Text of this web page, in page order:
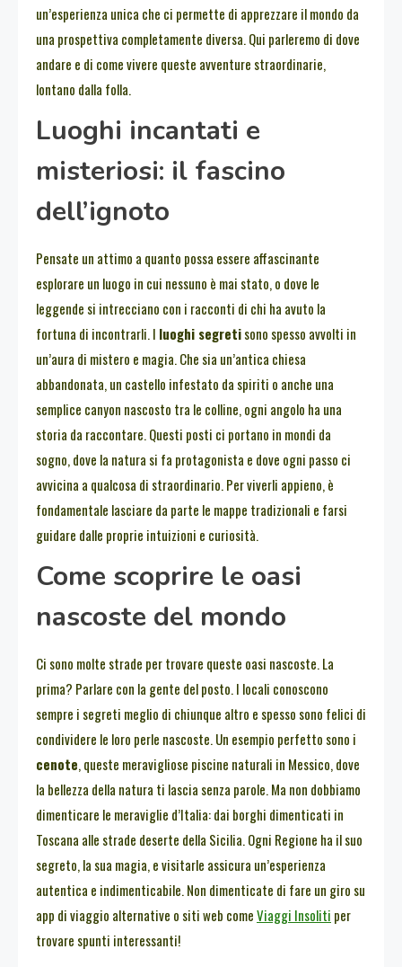
un’esperienza unica che ci permette di apprezzare il mondo da
una prospettiva completamente diversa. Qui parleremo di dove
andare e di come vivere queste avventure straordinarie,
lontano dalla folla.
Luoghi incantati e
misteriosi: il fascino
dell’ignoto
Pensate un attimo a quanto possa essere affascinante
esplorare un luogo in cui nessuno è mai stato, o dove le
leggende si intrecciano con i racconti di chi ha avuto la
fortuna di incontrarli. I luoghi segretisono spesso avvolti in
un’aura di mistero e magia. Che sia un’antica chiesa
abbandonata, un castello infestato da spiriti o anche una
semplice canyon nascosto tra le colline, ogni angolo ha una
storia da raccontare. Questi posti ci portano in mondi da
sogno, dove la natura si fa protagonista e dove ogni passo ci
avvicina a qualcosa di straordinario. Per viverli appieno, è
fondamentale lasciare da parte le mappe tradizionali e farsi
guidare dalle proprie intuizioni e curiosità.
Come scoprire le oasi
nascoste del mondo
Ci sono molte strade per trovare queste oasi nascoste. La
prima? Parlare con la gente del posto. I locali conoscono
sempre i segreti meglio di chiunque altro e spesso sono felici di
condividere le loro perle nascoste. Un esempio perfetto sono i
cenote, queste meravigliose piscine naturali in Messico, dove
la bellezza della natura ti lascia senza parole. Ma non dobbiamo
dimenticare le meraviglie d’Italia: dai borghi dimenticati in
Toscana alle strade deserte della Sicilia. Ogni Regione ha il suo
segreto, la sua magia, e visitarle assicura un’esperienza
autentica e indimenticabile. Non dimenticate di fare un giro su
app di viaggio alternative o siti web comeViaggi Insoliti per
trovare spunti interessanti!